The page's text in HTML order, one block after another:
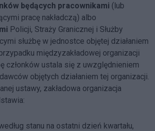
będących pracownikami (lub
pracę nakładczą) albo
Policji, Straży Granicznej i Służby
służbę w jednostce objętej działaniem
międzyzakładowej organizacji
członków ustala się z uwzględnieniem
objętych działaniem tej organizacji.
ustawy, zakładowa organizacja
stanu na ostatni dzień kwartału,